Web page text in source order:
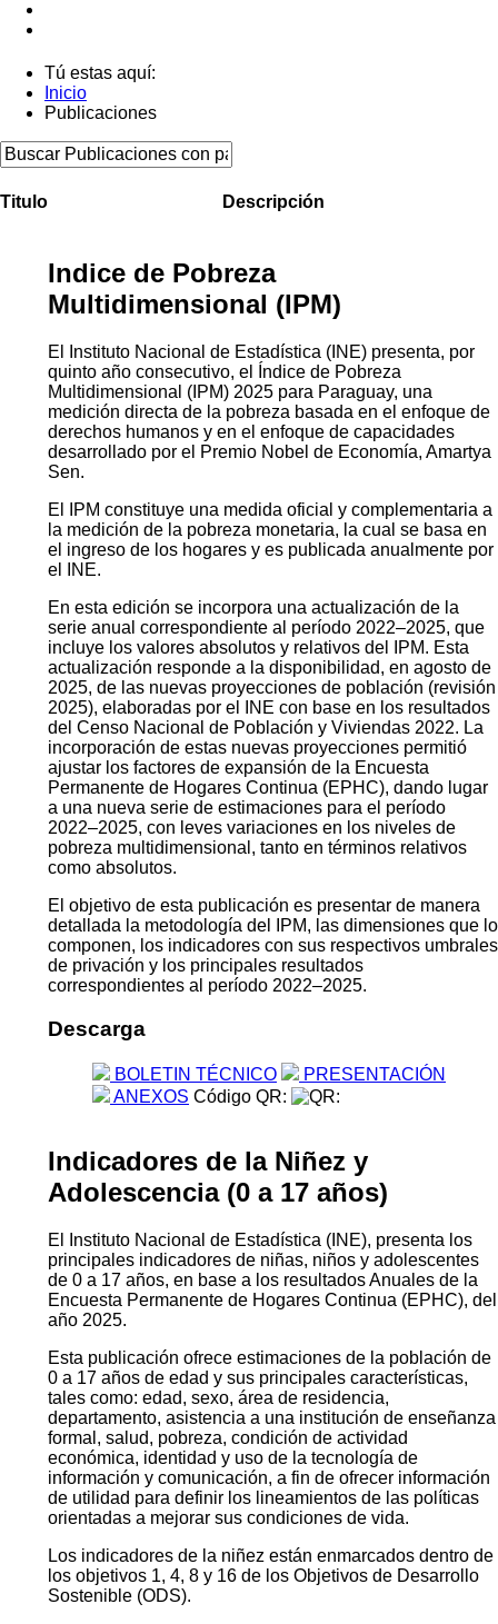
Tú estas aquí:
Inicio
Publicaciones
Titulo Descripción
Indice de Pobreza
Multidimensional (IPM)
El Instituto Nacional de Estadística (INE) presenta, por
quinto año consecutivo, el Índice de Pobreza
Multidimensional (IPM) 2025 para Paraguay, una
medición directa de la pobreza basada en el enfoque de
derechos humanos y en el enfoque de capacidades
desarrollado por el Premio Nobel de Economía, Amartya
Sen.
El IPM constituye una medida oficial y complementaria a
la medición de la pobreza monetaria, la cual se basa en
el ingreso de los hogares y es publicada anualmente por
el INE.
En esta edición se incorpora una actualización de la
serie anual correspondiente al período 2022–2025, que
incluye los valores absolutos y relativos del IPM. Esta
actualización responde a la disponibilidad, en agosto de
2025, de las nuevas proyecciones de población (revisión
2025), elaboradas por el INE con base en los resultados
del Censo Nacional de Población y Viviendas 2022. La
incorporación de estas nuevas proyecciones permitió
ajustar los factores de expansión de la Encuesta
Permanente de Hogares Continua (EPHC), dando lugar
a una nueva serie de estimaciones para el período
2022–2025, con leves variaciones en los niveles de
pobreza multidimensional, tanto en términos relativos
como absolutos.
El objetivo de esta publicación es presentar de manera
detallada la metodología del IPM, las dimensiones que lo
componen, los indicadores con sus respectivos umbrales
de privación y los principales resultados
correspondientes al período 2022–2025.
Descarga
BOLETIN TÉCNICO
PRESENTACIÓN
ANEXOS Código QR:
Indicadores de la Niñez y
Adolescencia (0 a 17 años)
El Instituto Nacional de Estadística (INE), presenta los
principales indicadores de niñas, niños y adolescentes
de 0 a 17 años, en base a los resultados Anuales de la
Encuesta Permanente de Hogares Continua (EPHC), del
año 2025.
Esta publicación ofrece estimaciones de la población de
0 a 17 años de edad y sus principales características,
tales como: edad, sexo, área de residencia,
departamento, asistencia a una institución de enseñanza
formal, salud, pobreza, condición de actividad
económica, identidad y uso de la tecnología de
información y comunicación, a fin de ofrecer información
de utilidad para definir los lineamientos de las políticas
orientadas a mejorar sus condiciones de vida.
Los indicadores de la niñez están enmarcados dentro de
los objetivos 1, 4, 8 y 16 de los Objetivos de Desarrollo
Sostenible (ODS).